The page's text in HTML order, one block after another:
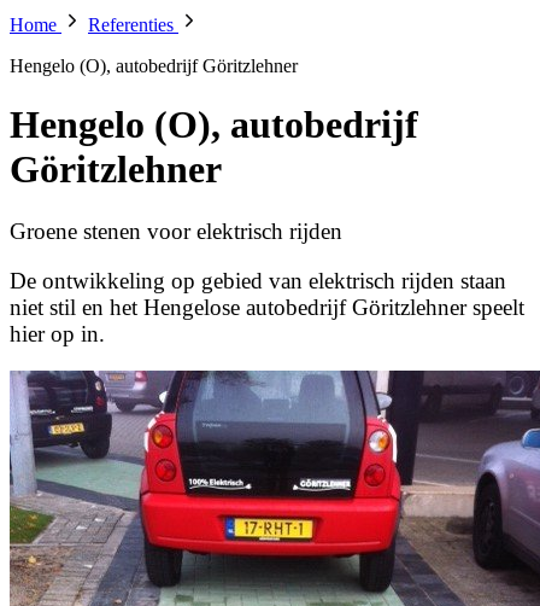
Home
Referenties
Hengelo (O), autobedrijf Göritzlehner
Hengelo (O), autobedrijf
Göritzlehner
Groene stenen voor elektrisch rijden
De ontwikkeling op gebied van elektrisch rijden staan
niet stil en het Hengelose autobedrijf Göritzlehner speelt
hier op in.